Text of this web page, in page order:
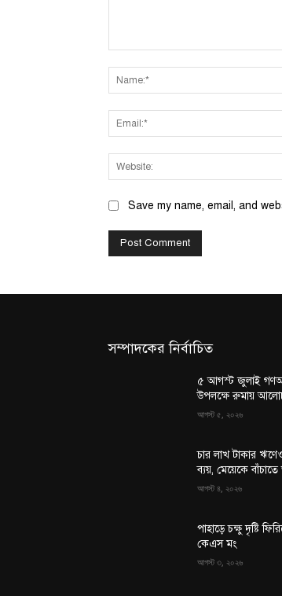
Save my name, email, and
সম্পাদকের নির্বাচিত
৫ আগস্ট জুলাই
উপলক্ষে রুমায়
আগস্ট ৫, ২০২৬
চার লাখ টাকার
ব্যয়, মেয়েকে
আগস্ট ৪, ২০২৬
পাহাড়ে চক্ষু দৃষ্টি
কেএস মং
আগস্ট ৩, ২০২৬